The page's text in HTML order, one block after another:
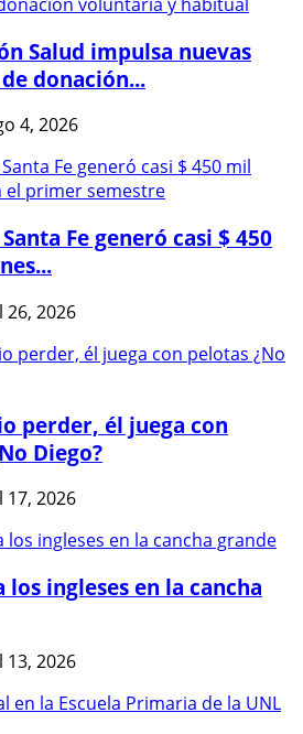
Salud impulsa nuevas
donación...
4, 2026
Fe generó casi $ 450
26, 2026
perder, él juega con
Diego?
17, 2026
los ingleses en la cancha
13, 2026